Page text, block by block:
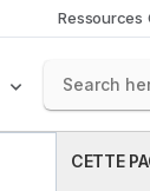
Ressources
CETTE